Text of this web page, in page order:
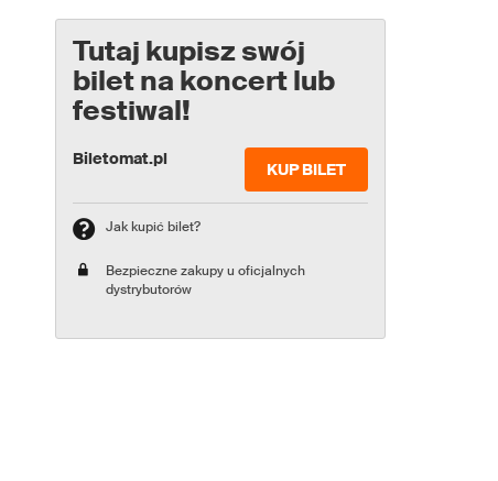
Tutaj kupisz swój
bilet na koncert lub
festiwal!
Biletomat.pl
KUP BILET
Jak kupić bilet?
Bezpieczne zakupy u oficjalnych
dystrybutorów